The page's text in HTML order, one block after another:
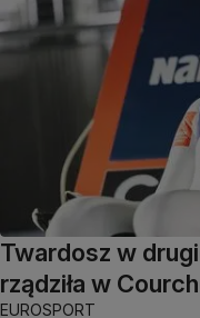
Twardosz w
rządziła w
EUROSPORT